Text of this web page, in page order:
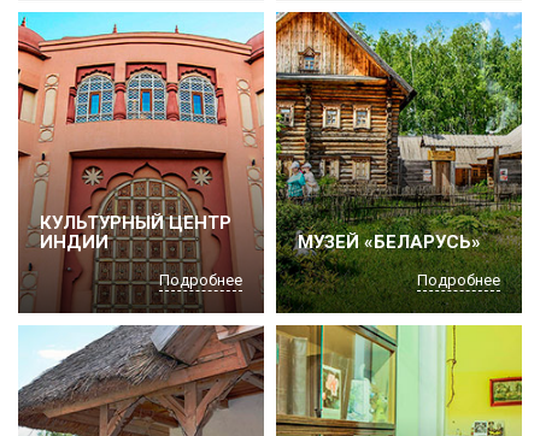
КУЛЬТУРНЫЙ ЦЕНТР
ИНДИИ
Подробнее
МУЗЕЙ «БЕЛАРУСЬ»
Подробнее